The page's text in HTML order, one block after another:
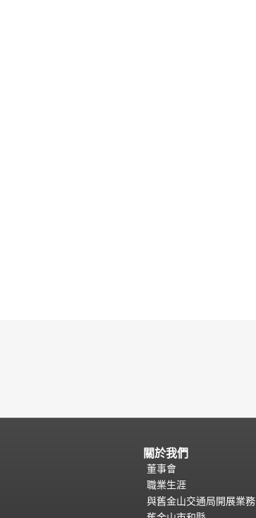
關於我們
董事會
職業生涯
與舊金山交通局開展業務